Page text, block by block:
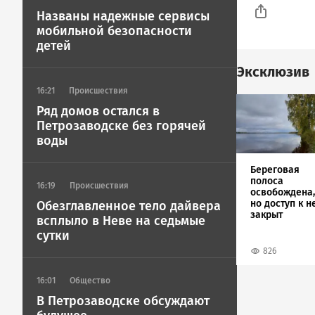
Названы надежные сервисы
мобильной безопасности
детей
16:21 Происшествия
Ряд домов остался в
Петрозаводске без горячей
воды
16:19 Происшествия
Обезглавленное тело дайвера
всплыло в Неве на седьмые
сутки
16:01 Общество
В Петрозаводске обсуждают
Эксклюзив
Береговая
полоса
освобождена,
но доступ к
закрыт
826